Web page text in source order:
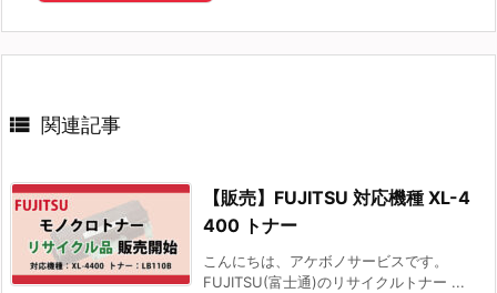
 関連記事
【販売】FUJITSU 対応機種 XL-4
400 トナー
こんにちは、アケボノサービスです。
FUJITSU(富士通)のリサイクルトナー ...